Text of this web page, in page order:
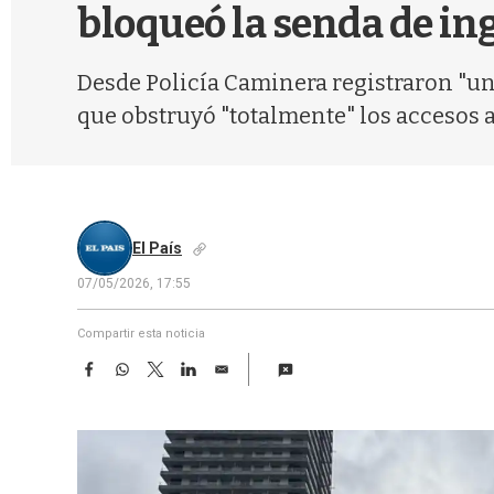
bloqueó la senda de
Desde Policía Caminera registraron
que obstruyó "totalmente" los accesos
El País
07/05/2026, 17:55
Compartir esta noticia
F
e
W
t
T
w
t
t
e
L
k
e
d
E
i
l